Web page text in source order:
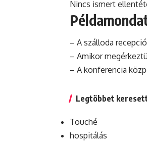
Nincs ismert
– A szálloda
– Amikor
– A konferencia
Legtöbbet
Touché
hospitálás